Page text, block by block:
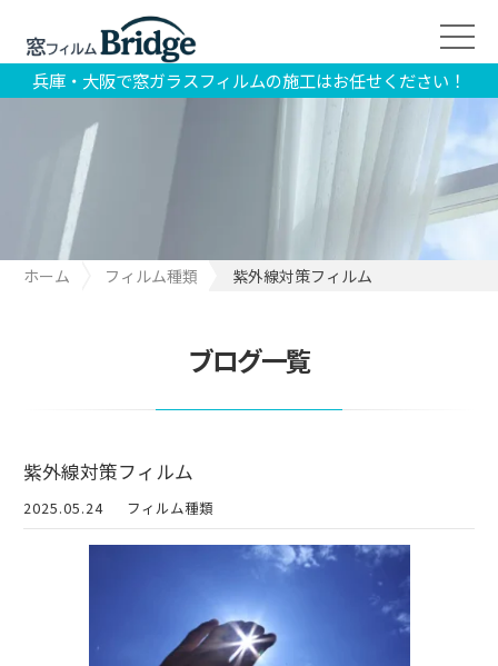
兵庫・大阪で窓ガラスフィルムの施工はお任せください！
ホーム フィルム種類 紫外線対策フィルム
ブログ一覧
紫外線対策フィルム
2025.05.24 フィルム種類